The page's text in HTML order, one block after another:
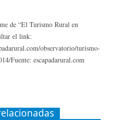
de “El Turismo Rural en
el link:
observatorio/turismo-
Fuente: escapadarural.com